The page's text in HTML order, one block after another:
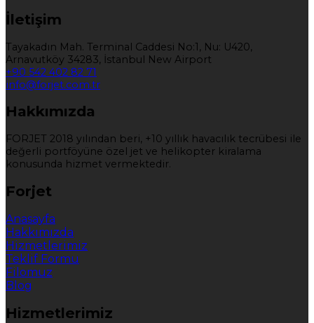
İletişim
Tayakadın Mah. Terminal Caddesi No:1, Nu: U420,
Arnavutköy 34283, İstanbul New Airport
+90 542 402 82 71
info@forjet.com.tr
Hakkımızda
FORJET 2018 yılından beri, +10 yıllık havacılık tecrübesi ile
değerli portföyüne özel jet ve helikopter kiralama
konusunda hizmet vermektedir.
Forjet
Anasayfa
Hakkımızda
Hizmetlerimiz
Teklif Formu
Filomuz
Blog
Hizmetlerimiz